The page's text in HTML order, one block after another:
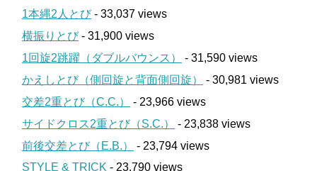
1本縄2人とび- 33,037 views
横振りとび- 31,900 views
1回旋2跳躍（ダブルバウンス）
- 31,590 views
かえしとび（側回旋と背面側回旋）
- 30,981 views
交差2重とび（C.C.）
- 23,966 views
サイドクロス2重とび（S.C.）
- 23,838 views
前後交差とび（E.B.）
- 23,794 views
STYLE & TRICK - 23,790 views